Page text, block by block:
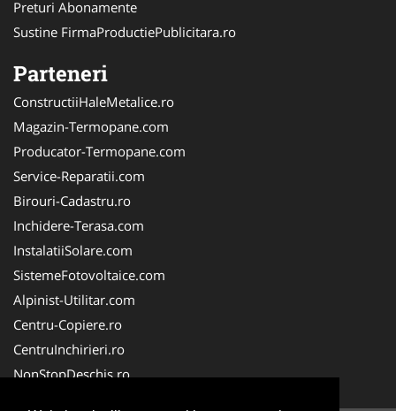
Preturi Abonamente
Sustine FirmaProductiePublicitara.ro
Parteneri
ConstructiiHaleMetalice.ro
Magazin-Termopane.com
Producator-Termopane.com
Service-Reparatii.com
Birouri-Cadastru.ro
Inchidere-Terasa.com
InstalatiiSolare.com
SistemeFotovoltaice.com
Alpinist-Utilitar.com
Centru-Copiere.ro
CentruInchirieri.ro
NonStopDeschis.ro